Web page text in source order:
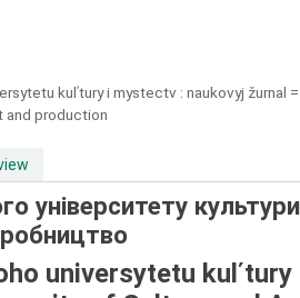
kulʹtury i mystectv : naukovyj žurnal
and production
університету
universytetu